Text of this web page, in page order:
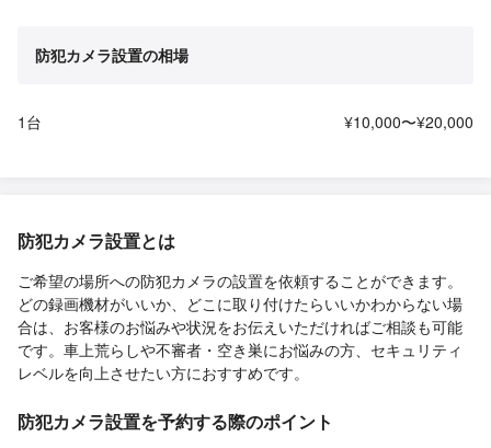
防犯カメラ設置の相場
1台 ¥10,000〜¥20,000
防犯カメラ設置とは
ご希望の場所への防犯カメラの設置を依頼することができます。
どの録画機材がいいか、どこに取り付けたらいいかわからない場
合は、お客様のお悩みや状況をお伝えいただければご相談も可能
です。車上荒らしや不審者・空き巣にお悩みの方、セキュリティ
レベルを向上させたい方におすすめです。
防犯カメラ設置を予約する際のポイント